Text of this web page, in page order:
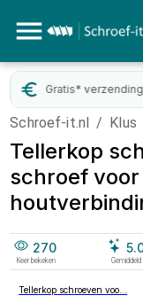
Gratis*
Schroef-it.nl / Klus
Tellerkop
schroef
270
Keer bekeken Gemiddeld
Tellerkop schroeven voo...